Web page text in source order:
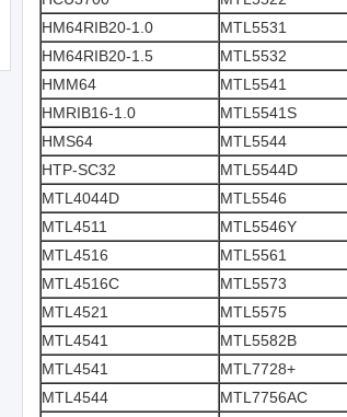
HM64RIB20-1.0
MTL5531
HM64RIB20-1.5
MTL5532
HMM64
MTL5541
HMRIB16-1.0
MTL5541S
HMS64
MTL5544
HTP-SC32
MTL5544D
MTL4044D
MTL5546
MTL4511
MTL5546Y
MTL4516
MTL5561
MTL4516C
MTL5573
MTL4521
MTL5575
MTL4541
MTL5582B
MTL4541
MTL7728+
MTL4544
MTL7756AC